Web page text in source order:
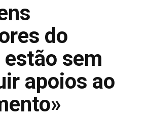
do
sem
apoios ao